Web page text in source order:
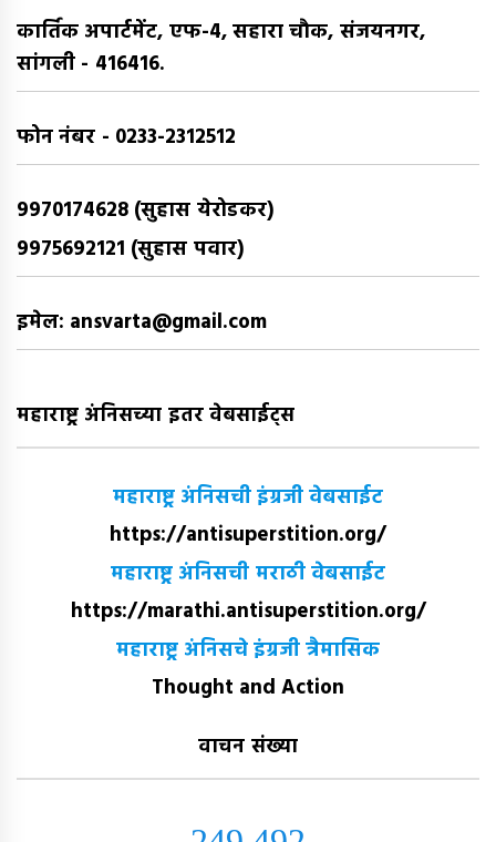
कार्तिक अपार्टमेंट, एफ-4, सहारा चौक, संजयनगर,
सांगली - 416416.
फोन नंबर - 0233-2312512
9970174628 (सुहास येरोडकर)
9975692121 (सुहास पवार)
इमेल: ansvarta@gmail.com
महाराष्ट्र अंनिसच्या इतर वेबसाईट्स
महाराष्ट्र अंनिसची इंग्रजी वेबसाईट
https://antisuperstition.org/
महाराष्ट्र अंनिसची मराठी वेबसाईट
https://marathi.antisuperstition.org/
महाराष्ट्र अंनिसचे इंग्रजी त्रैमासिक
Thought and Action
वाचन संख्या